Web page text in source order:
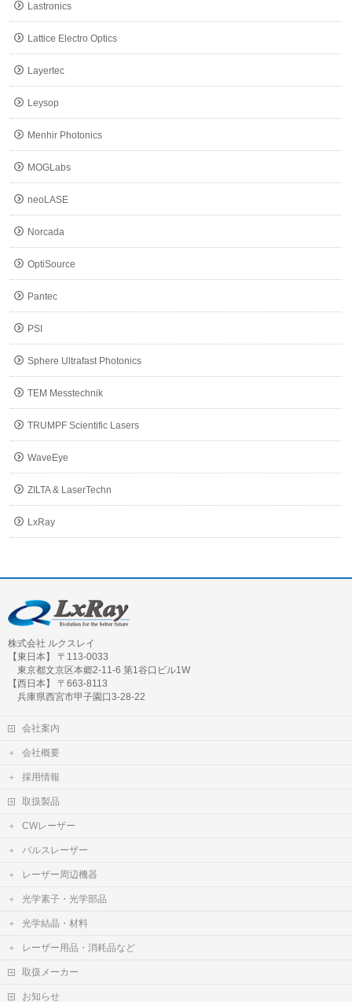
Lastronics
Lattice Electro Optics
Layertec
Leysop
Menhir Photonics
MOGLabs
neoLASE
Norcada
OptiSource
Pantec
PSI
Sphere Ultrafast Photonics
TEM Messtechnik
TRUMPF Scientific Lasers
WaveEye
ZILTA & LaserTechn
LxRay
株式会社 ルクスレイ
【東日本】 〒113-0033
東京都文京区本郷2-11-6 第1谷口ビル1W
【西日本】 〒663-8113
兵庫県西宮市甲子園口3-28-22
会社案内
会社概要
採用情報
取扱製品
CWレーザー
パルスレーザー
レーザー周辺機器
光学素子・光学部品
光学結晶・材料
レーザー用品・消耗品など
取扱メーカー
お知らせ